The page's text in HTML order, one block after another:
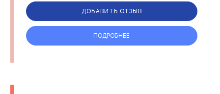
ДОБАВИТЬ ОТЗЫВ
ПОДРОБНЕЕ